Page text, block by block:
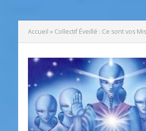
Accueil » Collectif Éveillé : Ce sont vos